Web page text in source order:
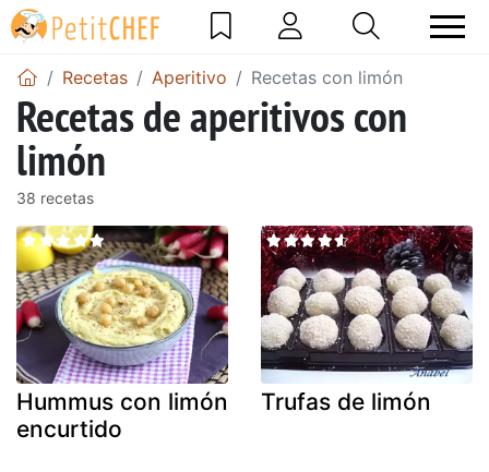
Recetas Aperitivo Recetas con limón
Recetas de aperitivos con
limón
38 recetas
Hummus con limón
encurtido
Trufas de limón